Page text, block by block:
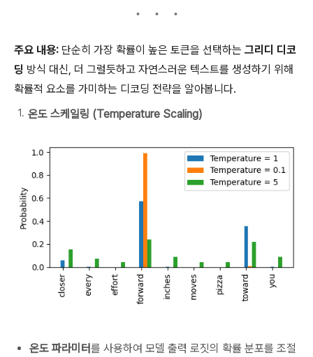
주요 내용: 단순히 가장 확률이 높은 토큰을 선택하는 그리디 디코
딩 방식 대신, 더 그럴듯하고 자연스러운 텍스트를 생성하기 위해
확률적 요소를 가미하는 디코딩 전략을 알아봅니다.
온도 스케일링 (Temperature Scaling)
온도 파라미터를 사용하여 모델 출력 로짓의 확률 분포를 조절